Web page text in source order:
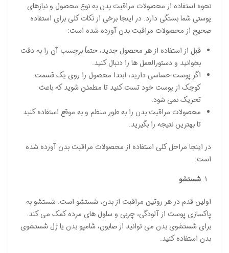
نحوه استفاده از محصولات مراقبت بدن به نوع محصول و نیازهای
پوستی شما بستگی دارد. در اینجا برخی از نکات کلی برای استفاده
صحیح از محصولات مراقبت بدن آورده شده است:
قبل از استفاده از هر محصول جدید، حتماً برچسب آن را به دقت
بخوانید و دستورالعمل ها را دنبال کنید.
اگر پوست حساسی دارید، ابتدا محصول را روی یک قسمت
کوچک از پوست خود تست کنید تا مطمئن شوید که باعث
تحریک نمی شود.
محصولات مراقبت بدن را به طور منظم و به موقع استفاده کنید
تا بهترین نتیجه را بگیرید.
در اینجا مراحل کلی استفاده از محصولات مراقبت بدن آورده شده
است:
شستشو
اولین قدم در هر روتین مراقبت از بدن، شستشو است. شستشو به
پاکسازی پوست از آلودگی، چربی و سلول های مرده کمک می کند.
برای شستشوی بدن می توانید از صابون، شامپو بدن یا ژل شستشوی
بدن استفاده کنید.